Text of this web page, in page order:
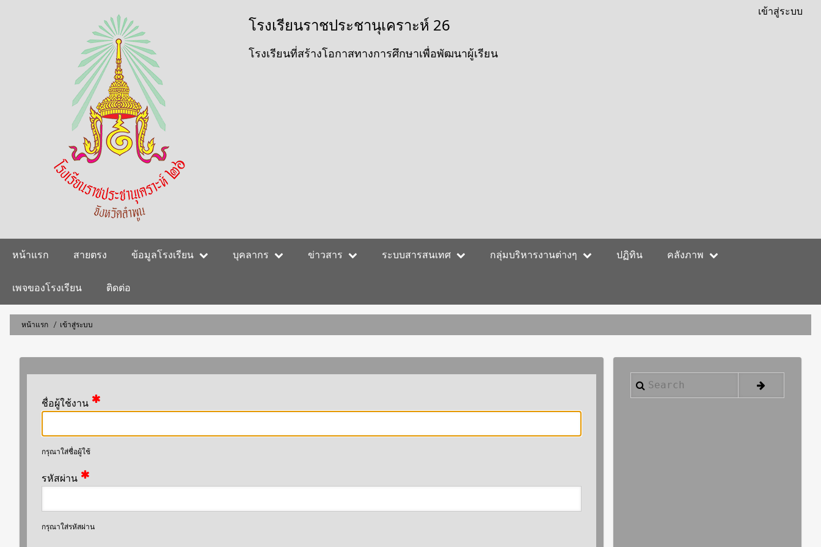
เข้าสู่ระบบ
โรงเรียนราชประชานุเคราะห์ 26
โรงเรียนที่สร้างโอกาสทางการศึกษาเพื่อพัฒนาผู้เรียน
Main
navigation
หน้าแรก สายตรง ข้อมูลโรงเรียน บุคลากร ข่าวสาร ระบบสารสนเทศ กลุ่มบริหารงานต่างๆ ปฏิทิน คลังภาพ
เพจของโรงเรียน ติดต่อ
การ
แสดง
ทาง
หน้าแรก เข้าสู่ระบบ
ชื่อผู้ใช้งาน
กรุณาใส่ชื่อผู้ใช้
รหัสผ่าน
กรุณาใส่รหัสผ่าน
Search